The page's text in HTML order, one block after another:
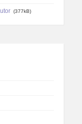
(377kB)